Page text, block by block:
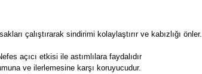
çalıştırarak sindirimi kolaylaştırır ve kabızlığı önler.
açıcı etkisi ile astımlılara faydalıdır
ve ilerlemesine karşı koruyucudur.